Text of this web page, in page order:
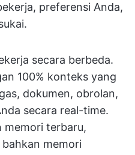
preferensi Anda,
secara berbeda.
100% konteks yang
dokumen, obrolan,
secara real-time.
memori terbaru,
memori